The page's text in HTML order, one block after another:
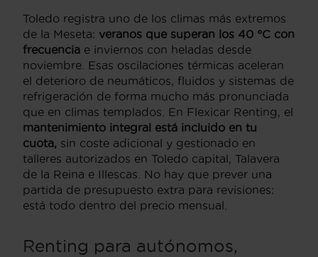
Toledo registra uno de los climas más extremos
de la Meseta: veranos que superan los 40 °C con
frecuencia e inviernos con heladas desde
noviembre. Esas oscilaciones térmicas aceleran
el deterioro de neumáticos, fluidos y sistemas de
refrigeración de forma mucho más pronunciada
que en climas templados. En Flexicar Renting, el
mantenimiento integral está incluido en tu
cuota, sin coste adicional y gestionado en
talleres autorizados en Toledo capital, Talavera
de la Reina e Illescas. No hay que prever una
partida de presupuesto extra para revisiones:
está todo dentro del precio mensual.
Renting para autónomos,